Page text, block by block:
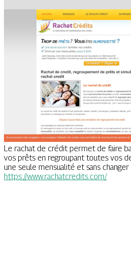
Le rachat de crédit permet de faire
vos prêts en regroupant toutes vos
une seule mensualité et sans changer
https://www.rachatcredits.com/